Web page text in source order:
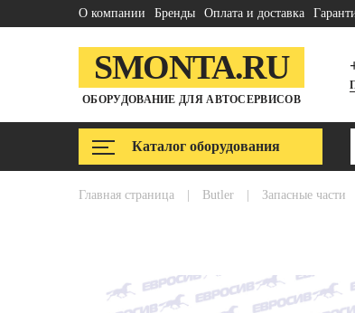
О компании Бренды Оплата и доставка
SMONTA.RU
ОБОРУДОВАНИЕ ДЛЯ АВТОСЕРВИСОВ
Каталог оборудования
главная страница butler запасные части